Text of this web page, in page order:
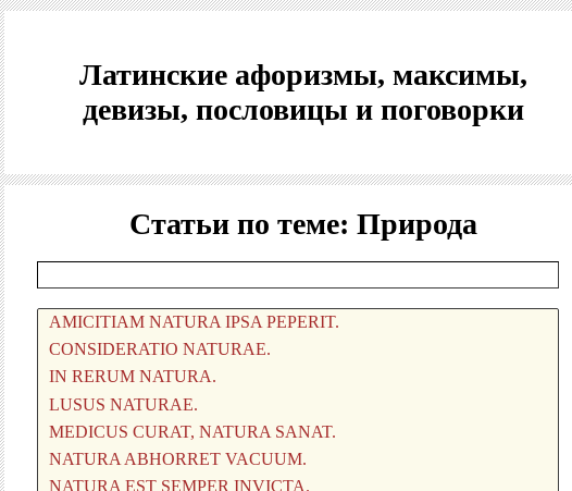
Латинские афоризмы, максимы,
девизы, пословицы и поговорки
Статьи по теме: Природа